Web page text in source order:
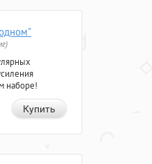
наборе!
Купить